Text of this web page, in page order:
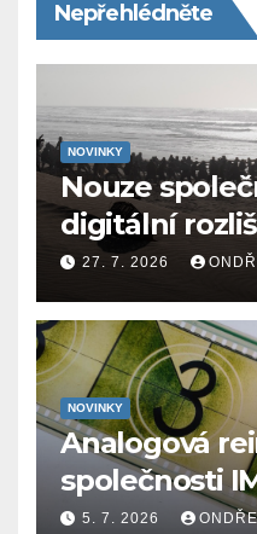
Nepřehlédněte
NOVINKY
Nouze
digitální
27. 7. 2026
NOVINKY
Analogová
společnosti
5. 7. 2026